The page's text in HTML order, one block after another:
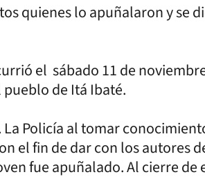
quienes lo apuñalaron y se
el sábado 11 de
de Itá Ibaté.
Policía al tomar
el fin de dar con los autores
fue apuñalado. Al cierre de